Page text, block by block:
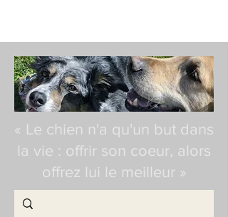
« Le chien n'a qu'un but dans
la vie : offrir son coeur, alors
offrez lui le meilleur »